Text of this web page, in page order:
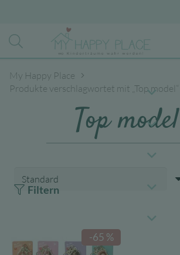
My Happy Place
Produkte verschlagwortet mit „Top model“
Top model
Filtern
-65 %